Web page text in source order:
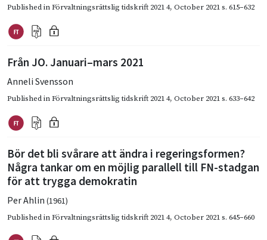
Published inFörvaltningsrättslig tidskrift 2021 4, October 2021s. 615–632
Från JO. Januari–mars 2021
Anneli Svensson
Published inFörvaltningsrättslig tidskrift 2021 4, October 2021s. 633–642
Bör det bli svårare att ändra i regeringsformen?
Några tankar om en möjlig parallell till FN-stadgan
för att trygga demokratin
Per Ahlin (1961)
Published inFörvaltningsrättslig tidskrift 2021 4, October 2021s. 645–660